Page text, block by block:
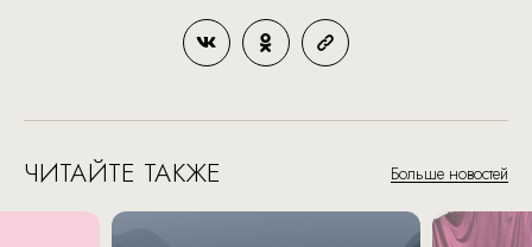
ЧИТАЙТЕ ТАКЖЕ Больше новостей